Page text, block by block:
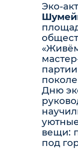
Эко-
Дню
вещи:
под